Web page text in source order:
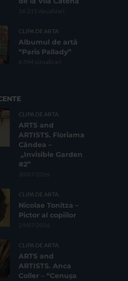
16.211 vizualizari
CLIPA DE ARTA
Albumul de artă
“Paris Pallady”
6.594 vizualizari
CLIPA DE ARTA
ARTS and
ARTISTS. Floriama
Cândea –
„Invisible Garden
#2”
30/07/2026
CLIPA DE ARTA
Nicolae Tonitza –
Pictor al copiilor
29/07/2026
CLIPA DE ARTA
ARTS and
ARTISTS. Anca
Coller – “Cenușa